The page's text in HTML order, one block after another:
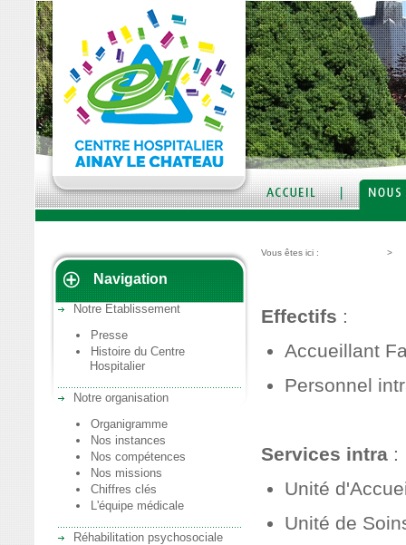
Navigation
Notre Etablissement
Presse
Histoire du Centre
Hospitalier
Notre organisation
Organigramme
Nos instances
Nos compétences
Nos missions
Chiffres clés
L'équipe médicale
Réhabilitation psychosociale
Vous êtes ici : >
Effectifs :
Accueillant
Personnel
Services intra :
Unité
Unité de